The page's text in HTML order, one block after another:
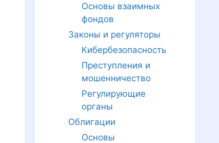
Основы взаимных
фондов
Законы и регуляторы
Кибербезопасность
Преступления и
мошенничество
Регулирующие
органы
Облигации
Основы